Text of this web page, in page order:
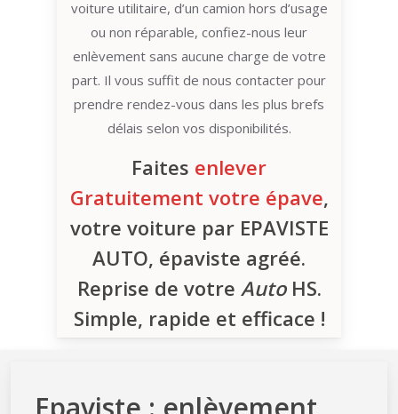
voiture utilitaire, d’un camion hors d’usage
ou non réparable, confiez-nous leur
enlèvement sans aucune charge de votre
part. Il vous suffit de nous contacter pour
prendre rendez-vous dans les plus brefs
délais selon vos disponibilités.
Faites enlever
Gratuitement votre épave,
votre voiture par EPAVISTE
AUTO, épaviste agréé.
Reprise de votre AutoHS.
Simple, rapide et efficace !